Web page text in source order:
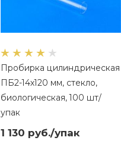
Пробирка цилиндрическая
ПБ2-14х120 мм, стекло,
биологическая, 100 шт/
упак
1 130 руб./упак